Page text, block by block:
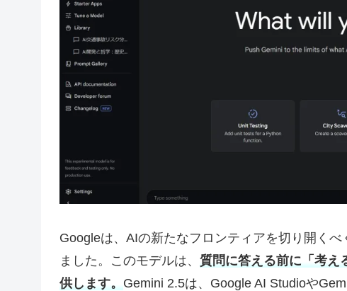
Googleは、AIの新たなフロンティアを切り開く
ました。このモデルは、 質問に答える前に「考え
供します。 Gemini 2.5は、Google AI Studioや